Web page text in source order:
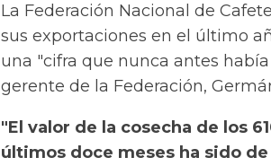
La Federación Nacional de
sus exportaciones en el último
una "cifra que nunca antes
gerente de la Federación,
"El valor de la cosecha de los
últimos doce meses ha sido